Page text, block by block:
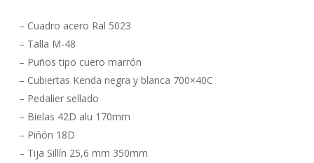
– Cuadro acero Ral 5023
– Talla M-48
– Puños tipo cuero marrón
– Cubiertas Kenda negra y blanca 700×40C
– Pedalier sellado
– Bielas 42D alu 170mm
– Piñón 18D
– Tija Sillín 25,6 mm 350mm